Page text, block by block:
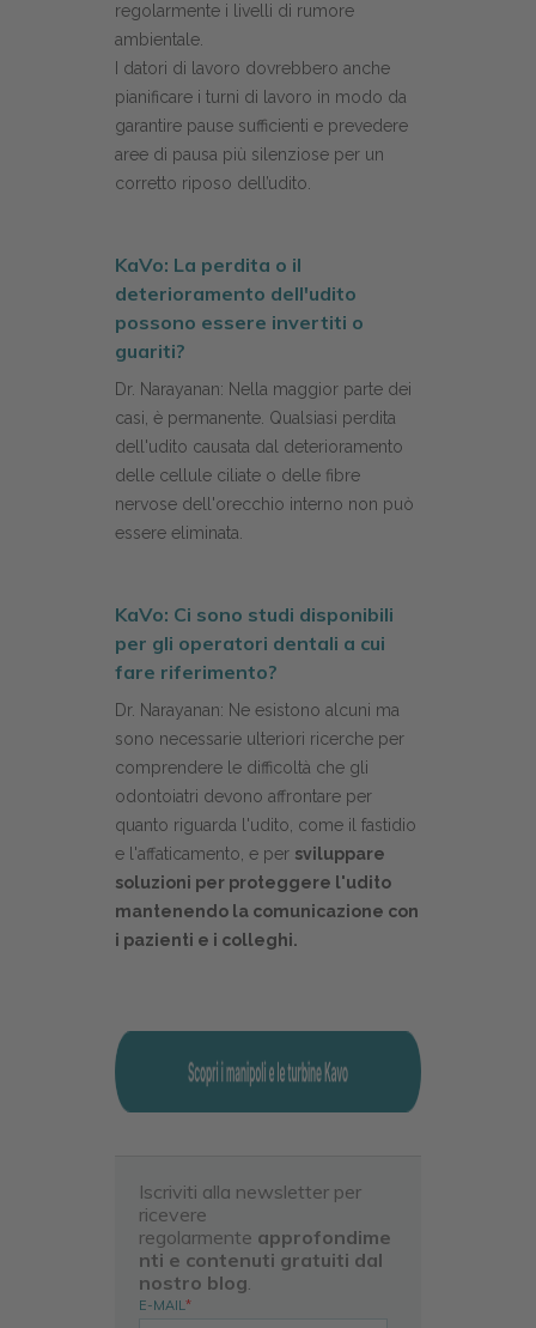
regolarmente i livelli di rumore
ambientale.
I datori di lavoro dovrebbero anche
pianificare i turni di lavoro in modo da
garantire pause sufficienti e prevedere
aree di pausa più silenziose per un
corretto riposo dell’udito.
KaVo: La perdita o il
deterioramento dell'udito
possono essere invertiti o
guariti?
Dr. Narayanan: Nella maggior parte dei
casi, è permanente. Qualsiasi perdita
dell'udito causata dal deterioramento
delle cellule ciliate o delle fibre
nervose dell'orecchio interno non può
essere eliminata.
KaVo: Ci sono studi disponibili
per gli operatori dentali a cui
fare riferimento?
Dr. Narayanan: Ne esistono alcuni ma
sono necessarie ulteriori ricerche per
comprendere le difficoltà che gli
odontoiatri devono affrontare per
quanto riguarda l'udito, come il fastidio
e l'affaticamento, e per sviluppare
soluzioni per proteggere l'udito
mantenendo la comunicazione con
i pazienti e i colleghi.
Iscriviti alla newsletter per
ricevere
regolarmente approfondime
nti e contenuti gratuiti dal
nostro blog.
E-MAIL*